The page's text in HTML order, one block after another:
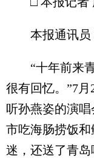
本报通讯员
“十年前来青
很有回忆。”7
听孙燕姿的演
市吃海肠捞饭
迷，还送了青岛